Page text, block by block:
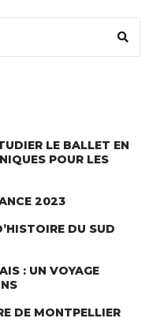
LE BALLET EN
POUR LES
2023
DU SUD
: UN VOYAGE
DE MONTPELLIER